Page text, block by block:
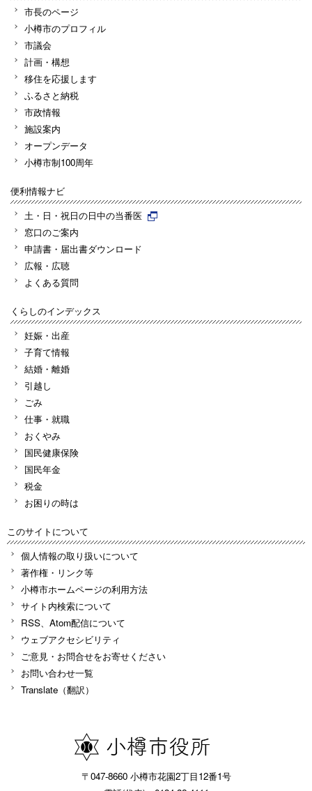
市長のページ
小樽市のプロフィル
市議会
計画・構想
移住を応援します
ふるさと納税
市政情報
施設案内
オープンデータ
小樽市制100周年
便利情報ナビ
土・日・祝日の日中の当番医
窓口のご案内
申請書・届出書ダウンロード
広報・広聴
よくある質問
くらしのインデックス
妊娠・出産
子育て情報
結婚・離婚
引越し
ごみ
仕事・就職
おくやみ
国民健康保険
国民年金
税金
お困りの時は
このサイトについて
個人情報の取り扱いについて
著作権・リンク等
小樽市ホームページの利用方法
サイト内検索について
RSS、Atom配信について
ウェブアクセシビリティ
ご意見・お問合せをお寄せください
お問い合わせ一覧
Translate（翻訳）
〒047-8660 小樽市花園2丁目12番1号